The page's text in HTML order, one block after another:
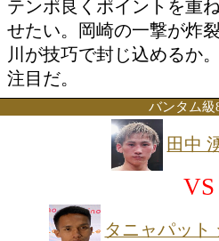
岡崎は、豪快な右オ
気のファイトが持ち
だけでなく、巧みな
ビネーションで崩す
する元日本ランカー
した上下の打ち分け
テンポ良くポイント
せたい。岡崎の一撃